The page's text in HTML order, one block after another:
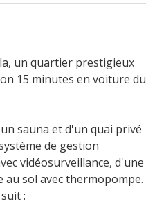
un quartier prestigieux
15 minutes en voiture du
sauna et d'un quai privé
de gestion
vidéosurveillance, d'une
sol avec thermopompe.
: